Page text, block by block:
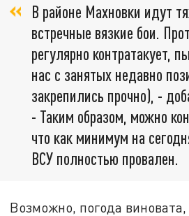
В районе Махновки идут
встречные вязкие бои.
регулярно контратакует,
нас с занятых недавно
закрепились прочно), -
- Таким образом, можно
что как минимум на
ВСУ полностью провален.
Возможно, погода